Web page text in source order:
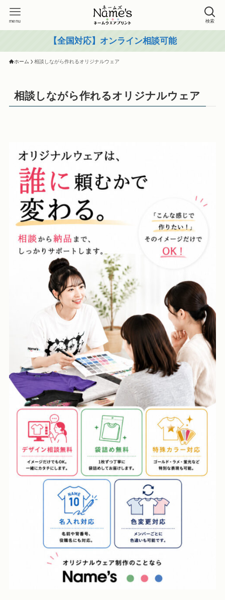
検索
menu
【全国対応】オンライン相談可能
ホーム 相談しながら作れるオリジナルウェア
相談しながら作れるオリジナルウェア